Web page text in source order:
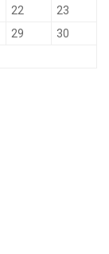
22
23
29 30